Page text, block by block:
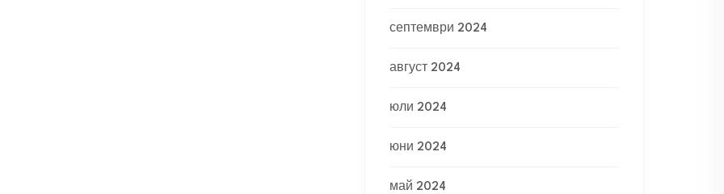
септември 2024
август 2024
юли 2024
юни 2024
май 2024